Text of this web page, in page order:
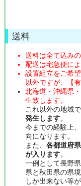
送料
送料は全て込み
配送は宅急便に
設置組立をご希
以外ですが、【
北海道・沖縄県
生致します。
これ以外の地域
発生します。
今までの経験上
向になります。
また、 各都道府
が入ります。
一例として長野
県と秋田県の県
しか出来ない等